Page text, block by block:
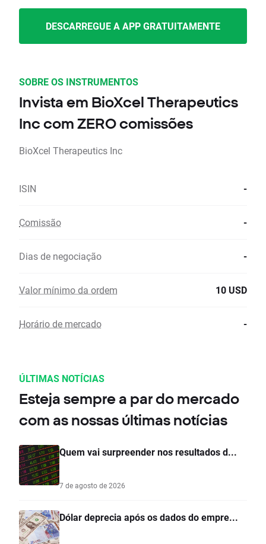
DESCARREGUE A APP GRATUITAMENTE
SOBRE OS INSTRUMENTOS
Invista em BioXcel Therapeutics
Inc com ZERO comissões
BioXcel Therapeutics Inc
ISIN -
Comissão -
Dias de negociação -
Valor mínimo da ordem 10 USD
Horário de mercado -
ÚLTIMAS NOTÍCIAS
Esteja sempre a par do mercado
com as nossas últimas notícias
Quem vai surpreender nos resultados d...
7 de agosto de 2026
Dólar deprecia após os dados do empre...